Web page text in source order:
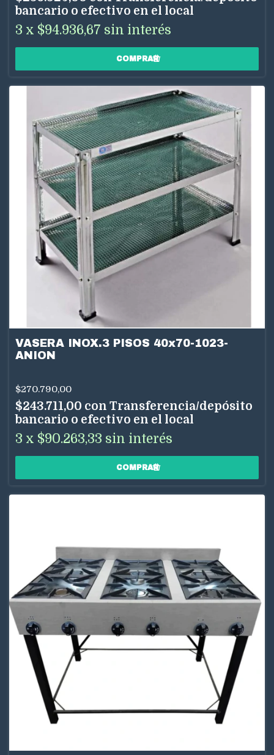
bancario o efectivo en el local
3 x $94.936,67 sin interés
VASERA INOX.3 PISOS 40x70-1023-
ANION
$270.790,00
$243.711,00 con Transferencia/depósito
bancario o efectivo en el local
3 x $90.263,33 sin interés